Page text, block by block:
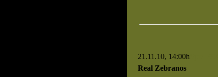
21.11.10, 14:00h
Real Zebranos